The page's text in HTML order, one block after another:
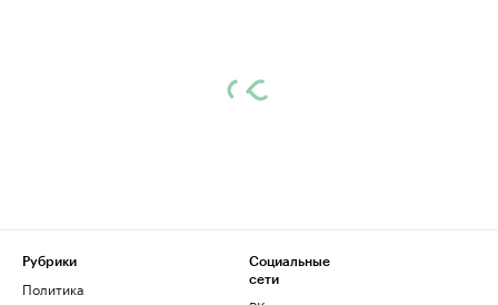
Рубрики
Политика
Социальные
сети